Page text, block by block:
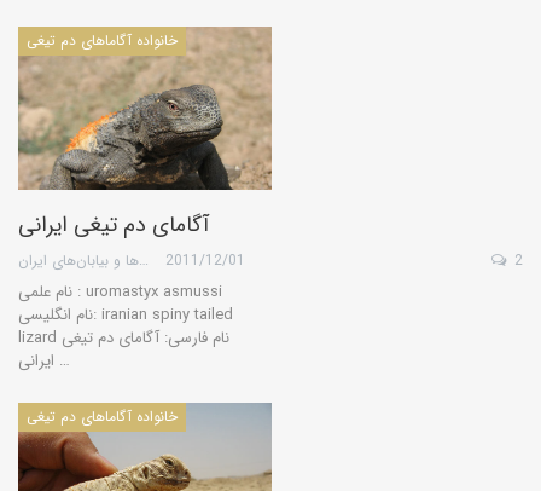
خانواده آگاماهای دم تیغی
آگامای دم تیغی ایرانی
گروه کویرها و بیابان‌های ایران 2011/12/01 2
نام علمی : uromastyx asmussi
نام انگلیسی: iranian spiny tailed
lizard نام فارسی: آگامای دم تیغی
ایرانی …
خانواده آگاماهای دم تیغی